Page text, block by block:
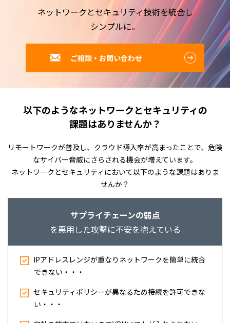
ネットワークとセキュリティ技術を統合し
シンプルに。
ご相談・お問い合わせ
以下のようなネットワークとセキュリティの
課題はありませんか？
リモートワークが普及し、クラウド導入率が高まったことで、危険
なサイバー脅威にさらされる機会が増えています。
ネットワークとセキュリティにおいて以下のような課題はありま
せんか？
サプライチェーンの弱点
を悪用した攻撃に不安を抱えている
IPアドレスレンジが重なりネットワークを簡単に統合
できない・・・
セキュリティポリシーが異なるため接続を許可できな
い・・・